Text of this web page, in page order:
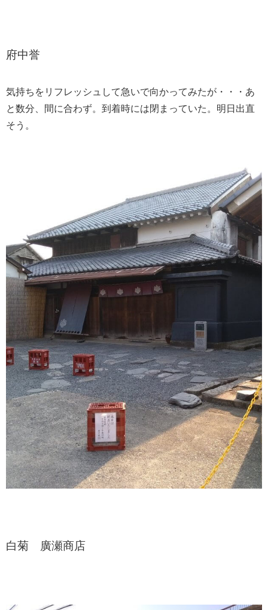
府中誉
気持ちをリフレッシュして急いで向かってみたが・・・あ
と数分、間に合わず。到着時には閉まっていた。明日出直
そう。
白菊 廣瀬商店